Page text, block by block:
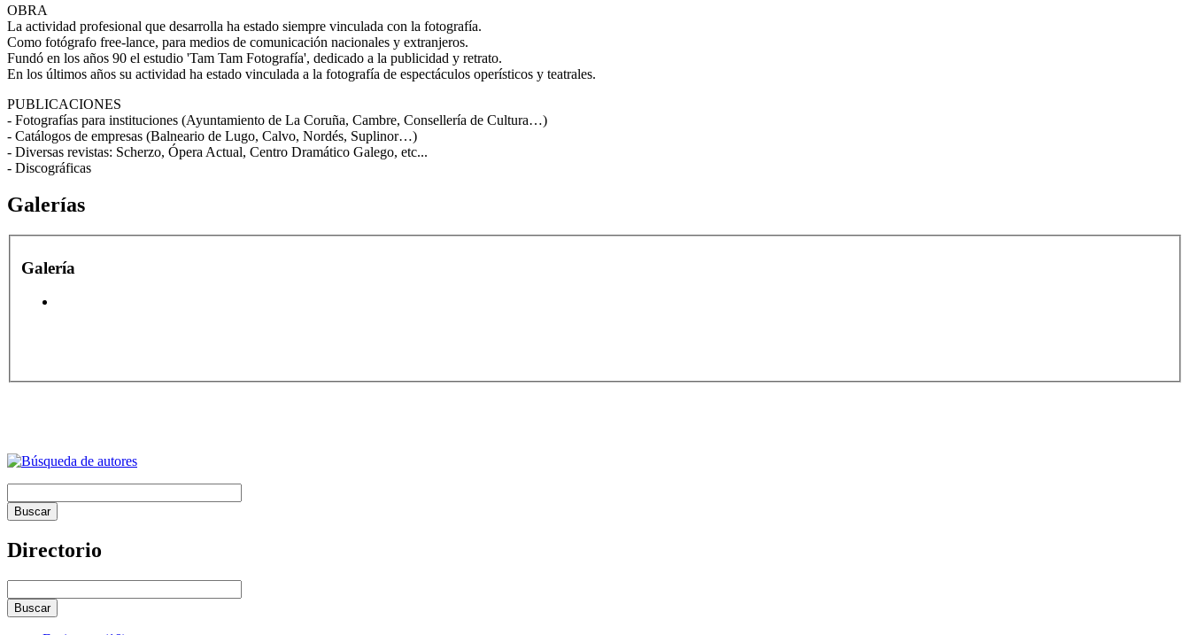
OBRA
La actividad profesional que desarrolla ha estado siempre vinculada con la fotografía.
Como fotógrafo free-lance, para medios de comunicación nacionales y extranjeros.
Fundó en los años 90 el estudio 'Tam Tam Fotografía', dedicado a la publicidad y retrato.
En los últimos años su actividad ha estado vinculada a la fotografía de espectáculos operísticos y teatrales.
PUBLICACIONES
- Fotografías para instituciones (Ayuntamiento de La Coruña, Cambre, Consellería de Cultura…)
- Catálogos de empresas (Balneario de Lugo, Calvo, Nordés, Suplinor…)
- Diversas revistas: Scherzo, Ópera Actual, Centro Dramático Galego, etc...
- Discográficas
Galerías
Galería
Directorio